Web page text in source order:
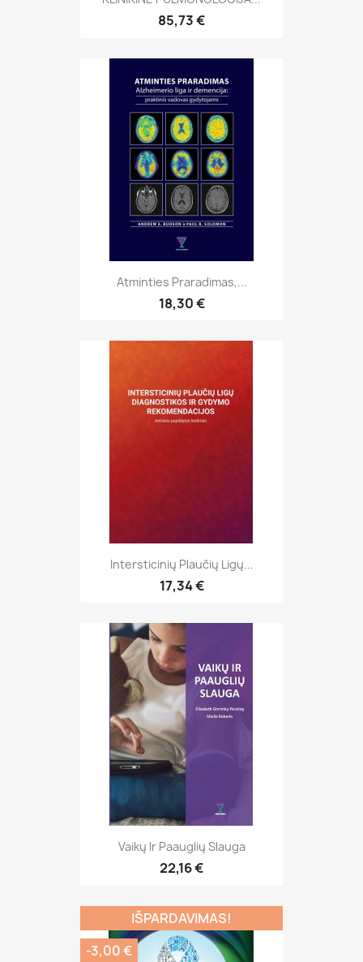
85,73 €
Atminties Praradimas,...
18,30 €
Intersticinių Plaučių Ligų...
17,34 €
Vaikų Ir Paauglių Slauga
22,16 €
IŠPARDAVIMAS!
-3,00 €